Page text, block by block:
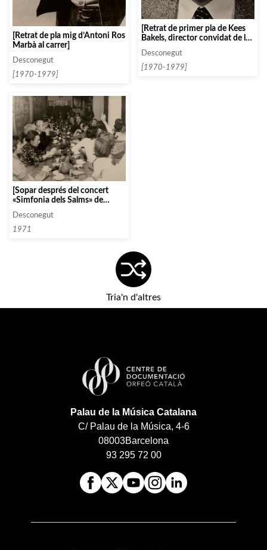
[Retrat de pla mig d’Antoni Ros
Marbà al carrer]
Desconegut
[1970-1979]
[Retrat de primer pla de Kees
Bakels, director convidat de la
Nederland Kamber Orchestra]
Desconegut
[1970-1979]
[Sopar després del concert
«Simfonia dels Salms» de
Strawinski de l’Orquestra
Ciutat de Barcelona. Trobem a
l’Antoni Ros Marbà, Sergiu
Desconegut
1971
Tria'n d'altres
Palau de la Música Catalana
C/ Palau de la Música, 4-6
08003Barcelona
93 295 72 00